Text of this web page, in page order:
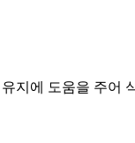
지에 도움을 주어